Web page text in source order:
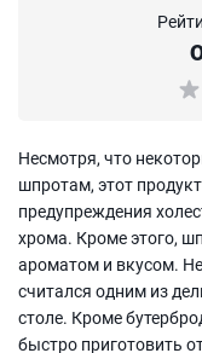
Несмотря, что
шпротам, этот
предупреждения
хрома. Кроме этого,
ароматом и вкусом.
считался одним из
столе. Кроме
быстро приготовить